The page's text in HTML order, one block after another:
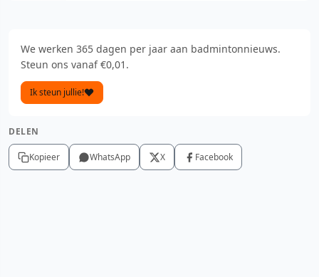
We werken 365 dagen per jaar aan badmintonnieuws.
Steun ons vanaf €0,01.
Ik steun jullie!
DELEN
Kopieer WhatsApp X Facebook